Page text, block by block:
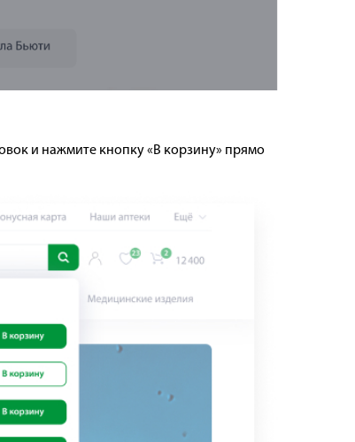
и нажмите кнопку «В корзину» прямо